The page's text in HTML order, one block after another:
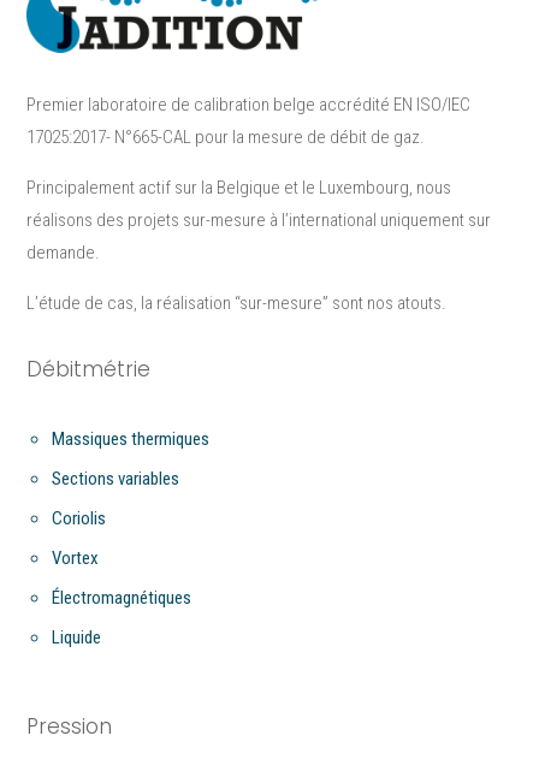
Premier laboratoire de calibration belge accrédité EN ISO/IEC
17025:2017- N°665-CAL pour la mesure de débit de gaz.
Principalement actif sur la Belgique et le Luxembourg, nous
réalisons des projets sur-mesure à l’international uniquement sur
demande.
L’étude de cas, la réalisation “sur-mesure”​ sont nos atouts.
Débitmétrie
Massiques thermiques
Sections variables
Coriolis
Vortex
Électromagnétiques
Liquide
Pression